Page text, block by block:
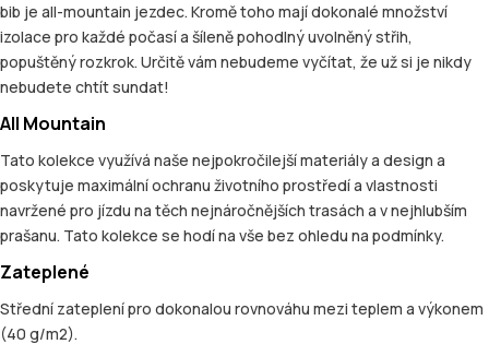
bib je all-mountain jezdec. Kromě toho mají dokonalé množství
izolace pro každé počasí a šíleně pohodlný uvolněný střih,
popuštěný rozkrok. Určitě vám nebudeme vyčítat, že už si je nikdy
nebudete chtít sundat!
All Mountain
Tato kolekce využívá naše nejpokročilejší materiály a design a
poskytuje maximální ochranu životního prostředí a vlastnosti
navržené pro jízdu na těch nejnáročnějších trasách a v nejhlubším
prašanu. Tato kolekce se hodí na vše bez ohledu na podmínky.
Zateplené
Střední zateplení pro dokonalou rovnováhu mezi teplem a výkonem
(40 g/m2).